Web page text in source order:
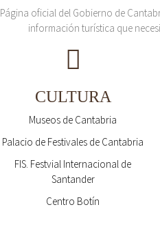
Página oficial del Gobierno de
información turística que
CULTURA
Museos de Cantabria
Palacio de Festivales de Cantabria
FIS. Festvial Internacional de
Santander
Centro Botín